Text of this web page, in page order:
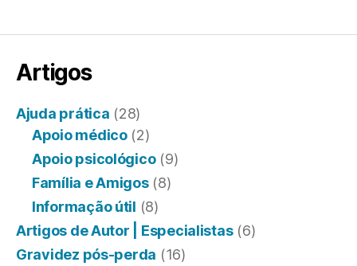
Artigos
Ajuda prática (28)
Apoio médico(2)
Apoio psicológico(9)
Família e Amigos(8)
Informação útil (8)
Artigos de Autor | Especialistas(6)
Gravidez pós-perda (16)